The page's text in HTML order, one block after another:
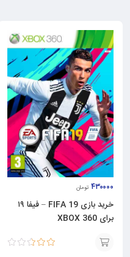
۴۳۰۰۰۰ تومان
خرید بازی FIFA 19 – فیفا ۱۹
برای XBOX 360